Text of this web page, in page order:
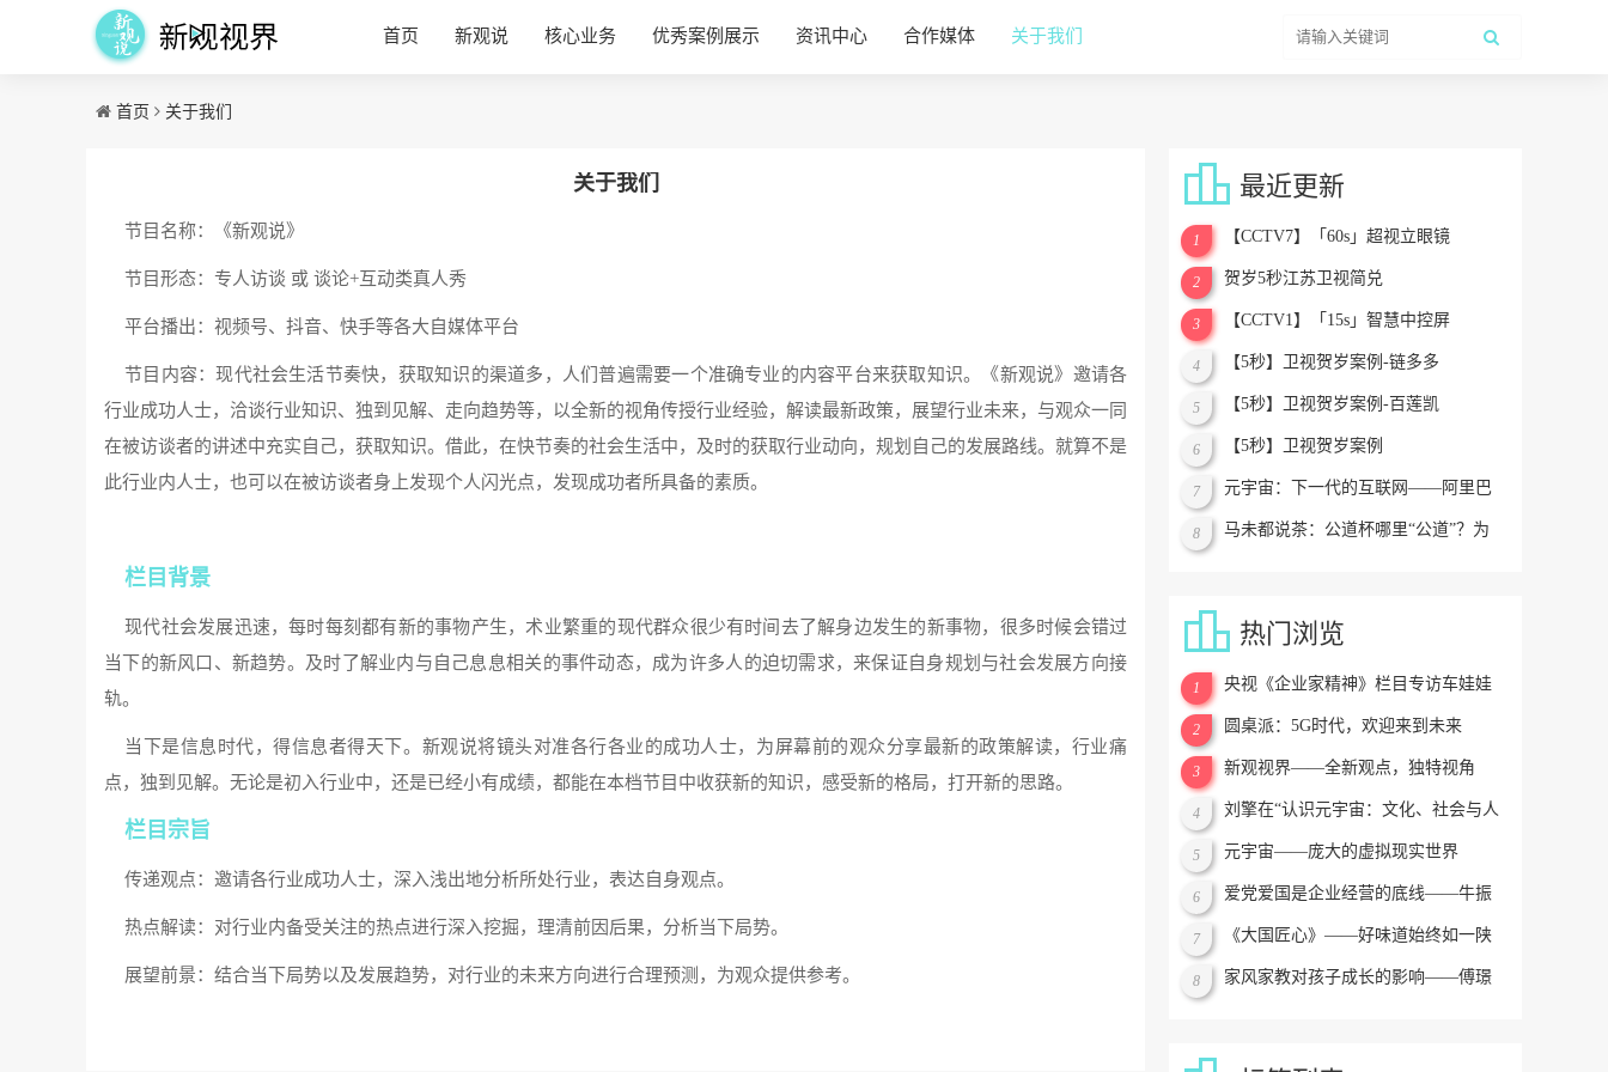
首页 新观说 核心业务 优秀案例展示 资讯中心 合作媒体 关于我们
首页 关于我们
关于我们
节目名称：《新观说》
节目形态：专人访谈 或 谈论+互动类真人秀
平台播出：视频号、抖音、快手等各大自媒体平台
节目内容：现代社会生活节奏快，获取知识的渠道多，人们普遍需要一个准确专业的内容平台来获取知识。《新观说》邀请各
行业成功人士，洽谈行业知识、独到见解、走向趋势等，以全新的视角传授行业经验，解读最新政策，展望行业未来，与观众一同
在被访谈者的讲述中充实自己，获取知识。借此，在快节奏的社会生活中，及时的获取行业动向，规划自己的发展路线。就算不是
此行业内人士，也可以在被访谈者身上发现个人闪光点，发现成功者所具备的素质。
栏目背景
现代社会发展迅速，每时每刻都有新的事物产生，术业繁重的现代群众很少有时间去了解身边发生的新事物，很多时候会错过
当下的新风口、新趋势。及时了解业内与自己息息相关的事件动态，成为许多人的迫切需求，来保证自身规划与社会发展方向接
轨。
当下是信息时代，得信息者得天下。新观说将镜头对准各行各业的成功人士，为屏幕前的观众分享最新的政策解读，行业痛
点，独到见解。无论是初入行业中，还是已经小有成绩，都能在本档节目中收获新的知识，感受新的格局，打开新的思路。
栏目宗旨
传递观点：邀请各行业成功人士，深入浅出地分析所处行业，表达自身观点。
热点解读：对行业内备受关注的热点进行深入挖掘，理清前因后果，分析当下局势。
展望前景：结合当下局势以及发展趋势，对行业的未来方向进行合理预测，为观众提供参考。
 最近更新
1 【CCTV7】「60s」超视立眼镜
2 贺岁5秒江苏卫视简兑
3 【CCTV1】「15s」智慧中控屏
4 【5秒】卫视贺岁案例-链多多
5 【5秒】卫视贺岁案例-百莲凯
6 【5秒】卫视贺岁案例
7
元宇宙：下一代的互联网——阿里巴
8
马未都说茶：公道杯哪里“公道”？为
 热门浏览
1
央视《企业家精神》栏目专访车娃娃
2 圆桌派：5G时代，欢迎来到未来
3 新观视界——全新观点，独特视角
4
刘擎在“认识元宇宙：文化、社会与人
5 元宇宙——庞大的虚拟现实世界
6
爱党爱国是企业经营的底线——牛振
7
《大国匠心》——好味道始终如一陕
8
家风家教对孩子成长的影响——傅璟